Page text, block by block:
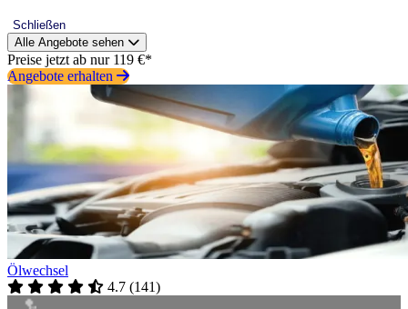
Schließen
Alle Angebote sehen
Preise jetzt ab nur 119 €*
Angebote erhalten
Ölwechsel
4.7 (141)